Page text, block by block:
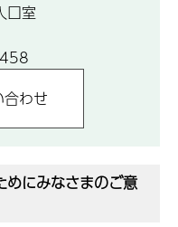
口室
めにみなさまのご意